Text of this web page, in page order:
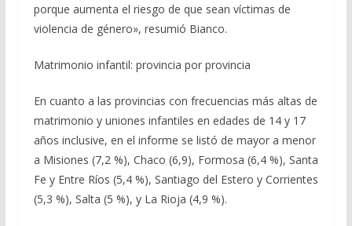
porque aumenta el riesgo de que sean víctimas de
violencia de género», resumió Bianco.
Matrimonio infantil: provincia por provincia
En cuanto a las provincias con frecuencias más altas de
matrimonio y uniones infantiles en edades de 14 y 17
años inclusive, en el informe se listó de mayor a menor
a Misiones (7,2 %), Chaco (6,9), Formosa (6,4 %), Santa
Fe y Entre Ríos (5,4 %), Santiago del Estero y Corrientes
(5,3 %), Salta (5 %), y La Rioja (4,9 %).